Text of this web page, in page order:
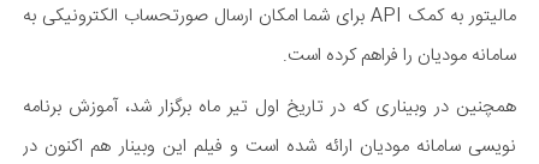
مالیتور به کمک API برای شما امکان ارسال صورتحساب الکترونیکی به
سامانه مودیان را فراهم کرده است.
همچنین در وبیناری که در تاریخ اول تیر ماه برگزار شد، آموزش برنامه
نویسی سامانه مودیان ارائه شده است و فیلم این وبینار هم اکنون در